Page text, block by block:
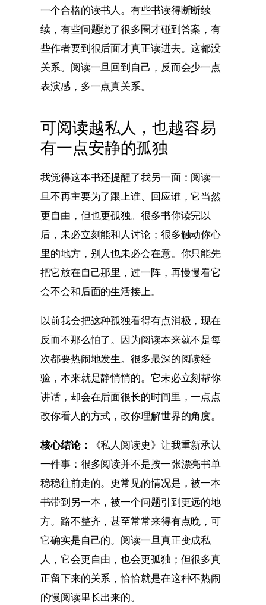
一个合格的读书人。有些书读得断断续
续，有些问题绕了很多圈才碰到答案，有
些作者要到很后面才真正读进去。这都没
关系。阅读一旦回到自己，反而会少一点
表演感，多一点真关系。
可阅读越私人，也越容易
有一点安静的孤独
我觉得这本书还提醒了我另一面：阅读一
旦不再主要为了跟上谁、回应谁，它当然
更自由，但也更孤独。很多书你读完以
后，未必立刻能和人讨论；很多触动你心
里的地方，别人也未必会在意。你只能先
把它放在自己那里，过一阵，再慢慢看它
会不会和后面的生活接上。
以前我会把这种孤独看得有点消极，现在
反而不那么怕了。因为阅读本来就不是每
次都要热闹地发生。很多最深的阅读经
验，本来就是静悄悄的。它未必立刻帮你
讲话，却会在后面很长的时间里，一点点
改你看人的方式，改你理解世界的角度。
核心结论：
《私人阅读史》让我重新承认
一件事：很多阅读并不是按一张漂亮书单
稳稳往前走的。更常见的情况是，被一本
书带到另一本，被一个问题引到更远的地
方。路不整齐，甚至常常来得有点晚，可
它确实是自己的。阅读一旦真正变成私
人，它会更自由，也会更孤独；但很多真
正留下来的关系，恰恰就是在这种不热闹
的慢阅读里长出来的。